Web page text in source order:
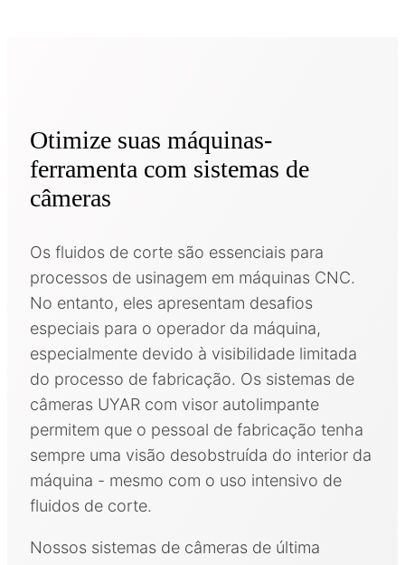
Otimize suas máquinas-
ferramenta com sistemas de
câmeras
Os fluidos de corte são essenciais para
processos de usinagem em máquinas CNC.
No entanto, eles apresentam desafios
especiais para o operador da máquina,
especialmente devido à visibilidade limitada
do processo de fabricação. Os sistemas de
câmeras UYAR com visor autolimpante
permitem que o pessoal de fabricação tenha
sempre uma visão desobstruída do interior da
máquina - mesmo com o uso intensivo de
fluidos de corte.
Nossos sistemas de câmeras de última